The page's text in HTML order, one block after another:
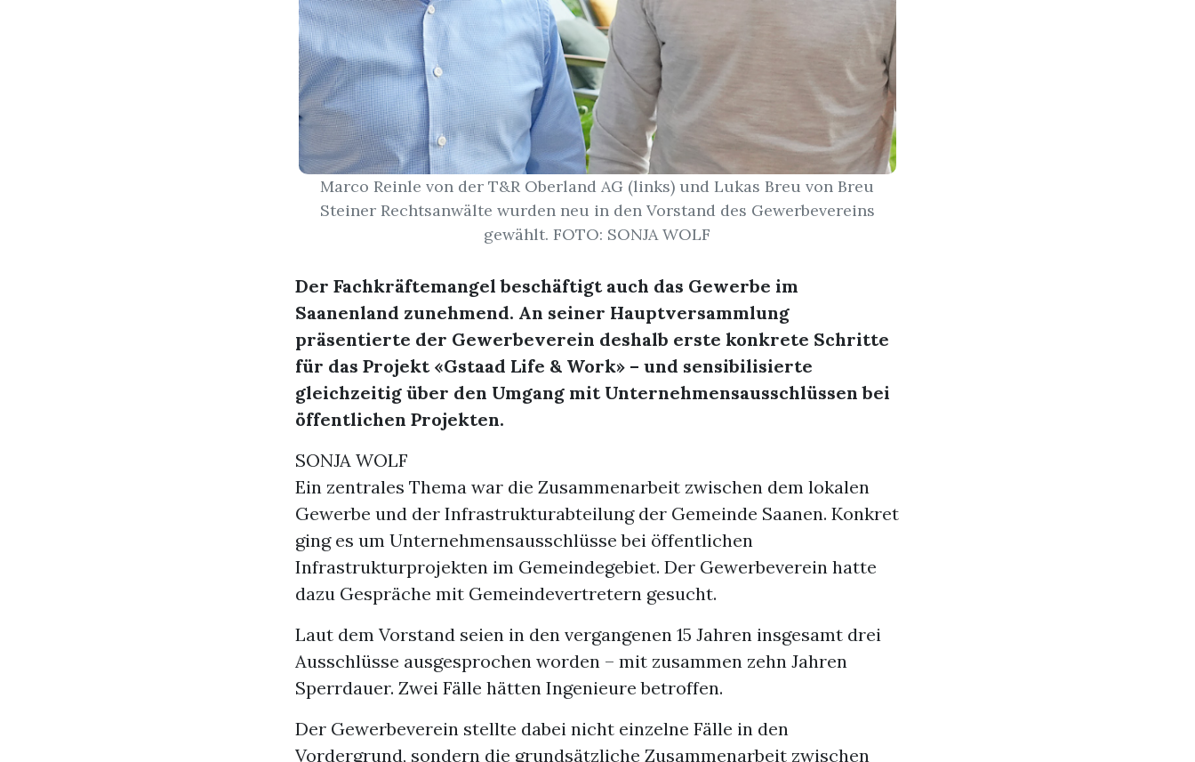
Marco Reinle von der T&R Oberland AG (links) und Lukas Breu von Breu
Steiner Rechtsanwälte wurden neu in den Vorstand des Gewerbevereins
gewählt. FOTO: SONJA WOLF
Der Fachkräftemangel beschäftigt auch das Gewerbe im
Saanenland zunehmend. An seiner Hauptversammlung
präsentierte der Gewerbeverein deshalb erste konkrete Schritte
für das Projekt «Gstaad Life & Work» – und sensibilisierte
gleichzeitig über den Umgang mit Unternehmensausschlüssen bei
öffentlichen Projekten.
SONJA WOLF
Ein zentrales Thema war die Zusammenarbeit zwischen dem lokalen
Gewerbe und der Infrastrukturabteilung der Gemeinde Saanen. Konkret
ging es um Unternehmensausschlüsse bei öffentlichen
Infrastrukturprojekten im Gemeindegebiet. Der Gewerbeverein hatte
dazu Gespräche mit Gemeindevertretern gesucht.
Laut dem Vorstand seien in den vergangenen 15 Jahren insgesamt drei
Ausschlüsse ausgesprochen worden – mit zusammen zehn Jahren
Sperrdauer. Zwei Fälle hätten Ingenieure betroffen.
Der Gewerbeverein stellte dabei nicht einzelne Fälle in den
Vordergrund, sondern die grundsätzliche Zusammenarbeit zwischen